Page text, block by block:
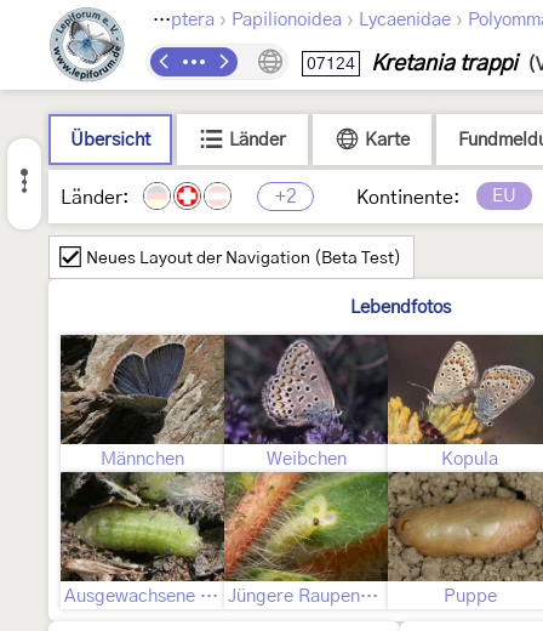
Lepidoptera › Papilionoidea › Lycaenidae ›
07124 Kretania trappi
Übersicht Länder Karte
Länder: +2 Kontinente: EU
Neues Layout der Navigation (Beta Test)
Lebendfotos
Männchen Weibchen Kopula
Ausgewachsene Raupe Jüngere Raupenstadien Puppe